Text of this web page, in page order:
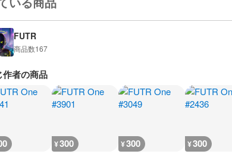
FUTR
商品数167
作者の商品
¥300 ¥300 ¥300